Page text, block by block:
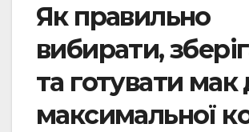
Як правильно
вибирати,
та готувати мак
максимальної